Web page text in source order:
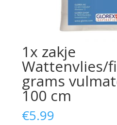
1x zakje
Wattenvlies/
grams
100 cm
€5.99